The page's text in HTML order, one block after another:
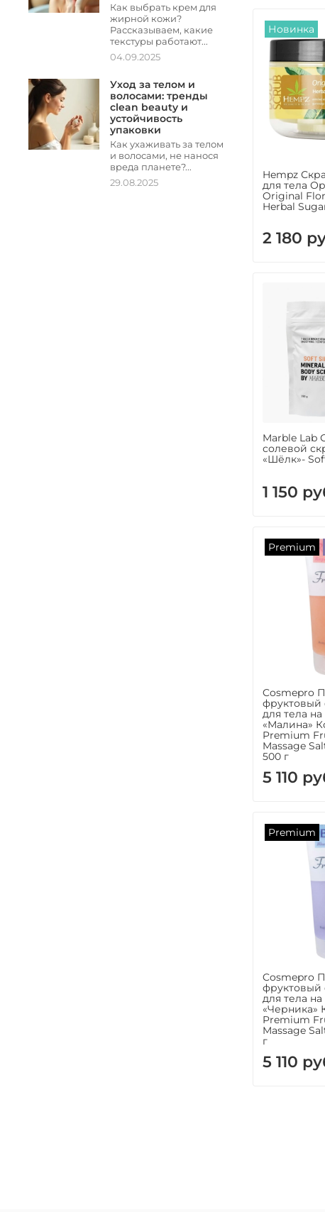
Новинка
Hempz
для тела
Original
Herbal
2 180
Marble Lab
солевой
«Шёлк»-
1 150
Premium
Cosmepro
фруктовый
для тела
«Малина»
Premium
Massage
500 г
5 110
Premium
Cosmepro
фруктовый
для тела
«Черника»
Premium
Massage
г
5 110
Как выбрать крем для
жирной кожи?
Рассказываем, какие
текстуры работают...
04.09.2025
Уход за телом и
волосами: тренды
clean beauty и
устойчивость
упаковки
Как ухаживать за телом
и волосами, не нанося
вреда планете?...
29.08.2025